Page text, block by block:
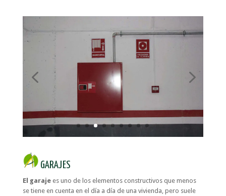
GARAJES
El garajees uno de los elementos constructivos que menos
se tiene en cuenta en el día a día de una vivienda, pero suele